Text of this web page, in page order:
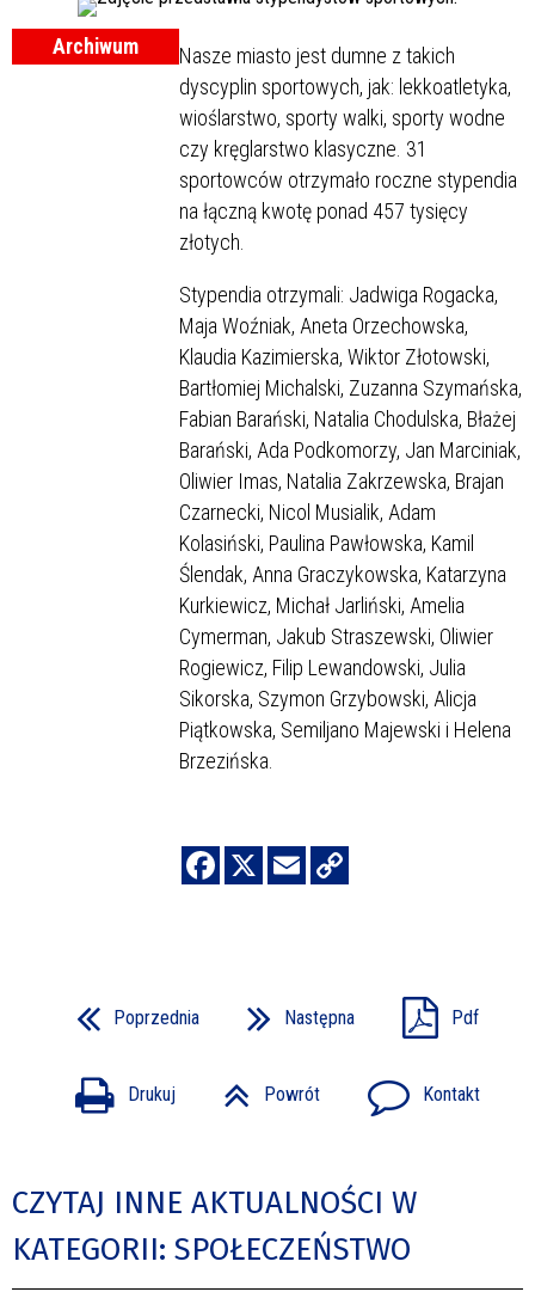
Archiwum
Nasze miasto jest dumne z takich
dyscyplin sportowych, jak: lekkoatletyka,
wioślarstwo, sporty walki, sporty wodne
czy kręglarstwo klasyczne. 31
sportowców otrzymało roczne stypendia
na łączną kwotę ponad 457 tysięcy
złotych.
Stypendia otrzymali: Jadwiga Rogacka,
Maja Woźniak, Aneta Orzechowska,
Klaudia Kazimierska, Wiktor Złotowski,
Bartłomiej Michalski, Zuzanna Szymańska,
Fabian Barański, Natalia Chodulska, Błażej
Barański, Ada Podkomorzy, Jan Marciniak,
Oliwier Imas, Natalia Zakrzewska, Brajan
Czarnecki, Nicol Musialik, Adam
Kolasiński, Paulina Pawłowska, Kamil
Ślendak, Anna Graczykowska, Katarzyna
Kurkiewicz, Michał Jarliński, Amelia
Cymerman, Jakub Straszewski, Oliwier
Rogiewicz, Filip Lewandowski, Julia
Sikorska, Szymon Grzybowski, Alicja
Piątkowska, Semiljano Majewski i Helena
Brzezińska.
Poprzednia Następna Pdf
Drukuj Powrót Kontakt
CZYTAJ INNE AKTUALNOŚCI W
KATEGORII: SPOŁECZEŃSTWO